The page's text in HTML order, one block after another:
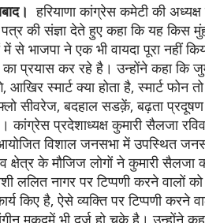
हरियाणा कांग्रेस कमेटी की
की संज्ञा देते हुए कहा कि यह किस
में से भाजपा ने एक भी वायदा पूरा नहीं
प्रयास कर रहे है। उन्होंने कहा कि
आखिर स्मार्ट क्या होता है, स्मार्ट
सीवरेज, बदहाल सडक़ें, बढ़ता प्रदूषण
कांग्रेस प्रदेशाध्यक्ष कुमारी सैलजा
आयोजित विशाल जनसभा में उपस्थित
क्षेत्र के मौजिज लोगों ने कुमारी
ललित नागर पर टिप्पणी करने
किए है, ऐसे व्यक्ति पर टिप्पणी
मुकदमें भी दर्ज हो चुके है। उन्होंने